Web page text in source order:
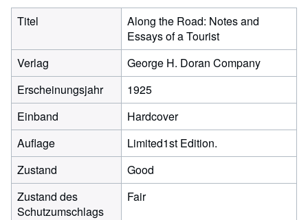
Titel
Along the Road: Notes and
Essays of a Tourist
Verlag
George H. Doran Company
Erscheinungsjahr
1925
Einband
Hardcover
Auflage
Limited1st Edition.
Zustand
Good
Zustand des
Schutzumschlags
Fair